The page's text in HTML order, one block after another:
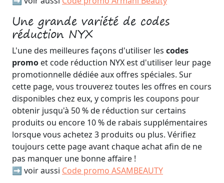
Une grande variété de codes
réduction NYX
L'une des meilleures façons d'utiliser les codes
promo et code réduction NYX est d'utiliser leur page
promotionnelle dédiée aux offres spéciales. Sur
cette page, vous trouverez toutes les offres en cours
disponibles chez eux, y compris les coupons pour
obtenir jusqu'à 50 % de réduction sur certains
produits ou encore 10 % de rabais supplémentaires
lorsque vous achetez 3 produits ou plus. Vérifiez
toujours cette page avant chaque achat afin de ne
pas manquer une bonne affaire !
➡️ voir aussi Code promo ASAMBEAUTY